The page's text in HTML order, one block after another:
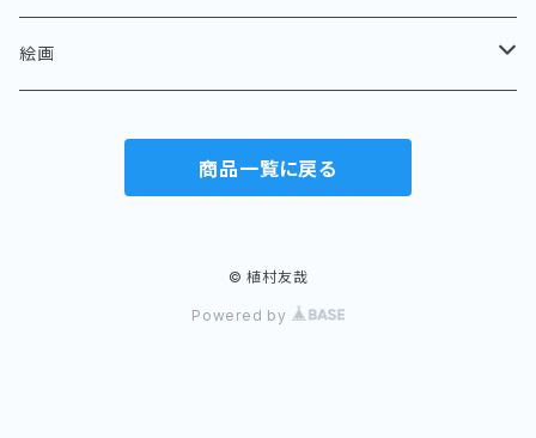
絵画
商品一覧に戻る
© 植村友哉
Powered by